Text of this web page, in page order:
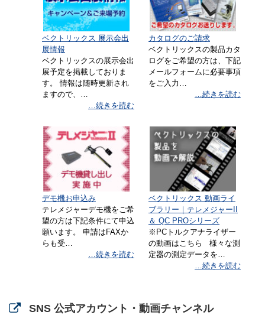
弊社製品のWindows 11 対応状
況について （2022.05時点）
2022/05/19
平素は弊社製品をご愛顧いただき誠にありがと
うございます。 現時点（2022年5月19日）の
「Windows 11」対応状況は下記の通りです。 ■
ソフトウェア 下記ソフトウェアの日本語版のみ
動作検証済み…
QC PRO Ver.8.00.080 アップデ
ート版を修正しました。
2022/03/08
2022/2/25に「QC PROサポート会員様専用ペー
ジ」に公開しましたでQC PRO Ver.8.00.080に
つきましてDB更新の不具合が判明したため、
2022/3/7にモジュールを差し替えまし…[…]
弊社を装った不審メールに関す
るお詫びとお知らせ
2022/01/31
この度、従業員を装った不審メール（なりすま
スを利用し弊社社員になりすまして送信された
ベクトリックス 展示会出
展情報
ベクトリックスの展示会出
展予定を掲載しておりま
す。 情報は随時更新され
ますので、…
…続きを読む
カタログのご請求
ベクトリックスの製品カタ
ログをご希望の方は、下記
メールフォームに必要事項
をご入力…
…続きを読む
デモ機お申込み
テレメジャーデモ機をご希
望の方は下記条件にて申込
願います。 申請はFAXか
らも受…
…続きを読む
ベクトリックス 動画ライ
ブラリー｜テレメジャーII
＆ QC PROシリーズ
※PCトルクアナライザー
の動画はこちら 様々な測
定器の測定データを…
…続きを読む
SNS 公式アカウント・動画チャンネル